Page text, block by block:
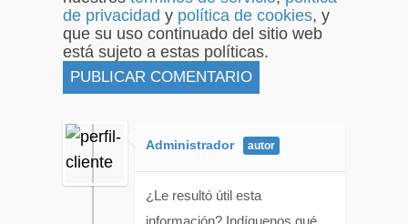
de privacidad y política de cookies, y
que su uso continuado del sitio web
está sujeto a estas políticas.
Administrador
¿Le resultó útil esta
información? Indíquenos qué